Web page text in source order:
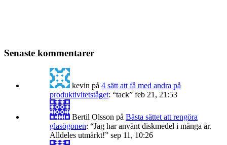
Senaste kommentarer
kevin på 4 sätt att få med andra på
produktivitetståget: “tack” feb 21, 21:53
Bertil Olsson på Bästa sättet att rengöra
glasögonen: “Jag har använt diskmedel i många år.
Alldeles utmärkt!” sep 11, 10:26